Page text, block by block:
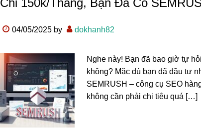
Chỉ 150k/Tháng, Bạn Đã Có
04/05/2025 by dokhanh82
Nghe này! Bạn đã bao giờ tự
không? Mặc dù bạn đã đầu tư
SEMRUSH – công cụ SEO
không cần phải chi tiêu quá […]